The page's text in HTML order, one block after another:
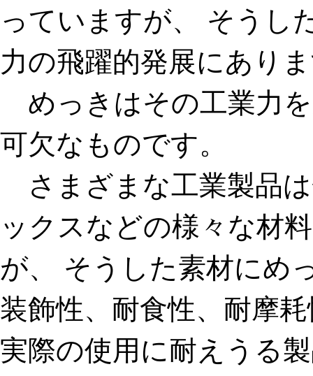
っていますが、 そうし
力の飛躍的発展にあり
めっきはその工業力
可欠なものです。
さまざまな工業製品
ックスなどの様々な材
が、 そうした素材にめ
装飾性、耐食性、耐摩
実際の使用に耐えうる